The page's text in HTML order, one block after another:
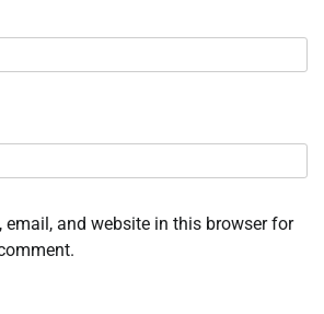
email, and website in this browser for